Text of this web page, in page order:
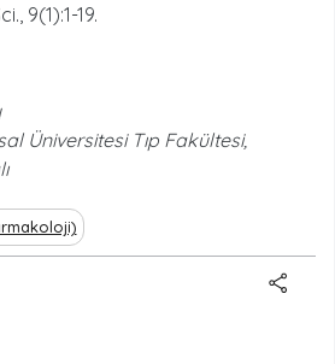
9(1):1-19.
Üniversitesi Tıp Fakültesi,